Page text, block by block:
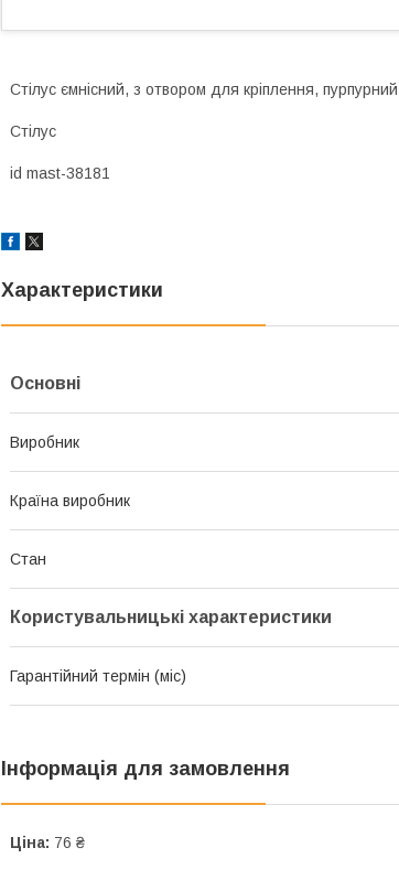
Стілус ємнісний, з отвором для кріплення, пурпурний
Стілус
id mast-38181
Характеристики
Основні
Виробник
Країна виробник
Стан
Користувальницькі характеристики
Гарантійний термін (міс)
Інформація для замовлення
Ціна: 76 ₴